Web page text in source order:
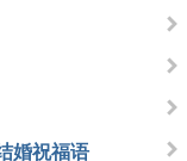
婚祝福语